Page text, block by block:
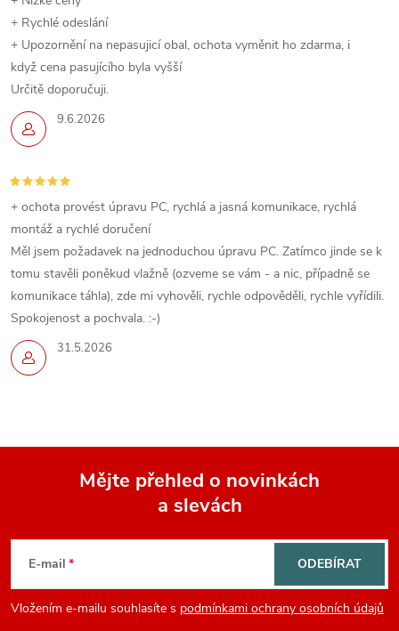
9.6.2026
+ Rychlé odeslání
+ Upozornění na nepasujicí obal, ochota vyměnit ho zdarma, i
když cena pasujícího byla vyšší
Určitě doporučuji.
31.5.2026
+ ochota provést úpravu PC, rychlá a jasná komunikace, rychlá
montáž a rychlé doručení
Měl jsem požadavek na jednoduchou úpravu PC. Zatímco jinde se k
tomu stavěli poněkud vlažně (ozveme se vám - a nic, případně se
komunikace táhla), zde mi vyhověli, rychle odpověděli, rychle vyřídili.
Spokojenost a pochvala. :-)
p
Mějte přehled o novinkách
a slevách
E-mail
Vložením e-mailu souhlasíte s podmínkami ochrany osobních údajů
ODEBÍRAT